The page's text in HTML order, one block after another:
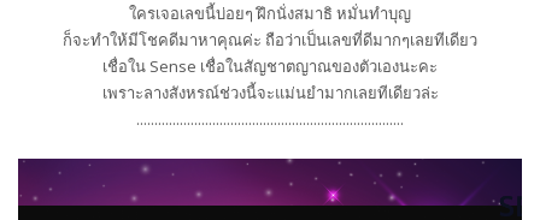
ใครเจอเลขนี้บ่อยๆ ฝึกนั่งสมาธิ หมั่นทำบุญ
ก็จะทำให้มีโชคดีมาหาคุณค่ะ ถือว่าเป็นเลขที่ดีมากๆเลยทีเดียว
เชื่อใน Sense เชื่อในสัญชาตญาณของตัวเองนะคะ
เพราะลางสังหรณ์ช่วงนี้จะแม่นยำมากเลยทีเดียวล่ะ
..........................................................................